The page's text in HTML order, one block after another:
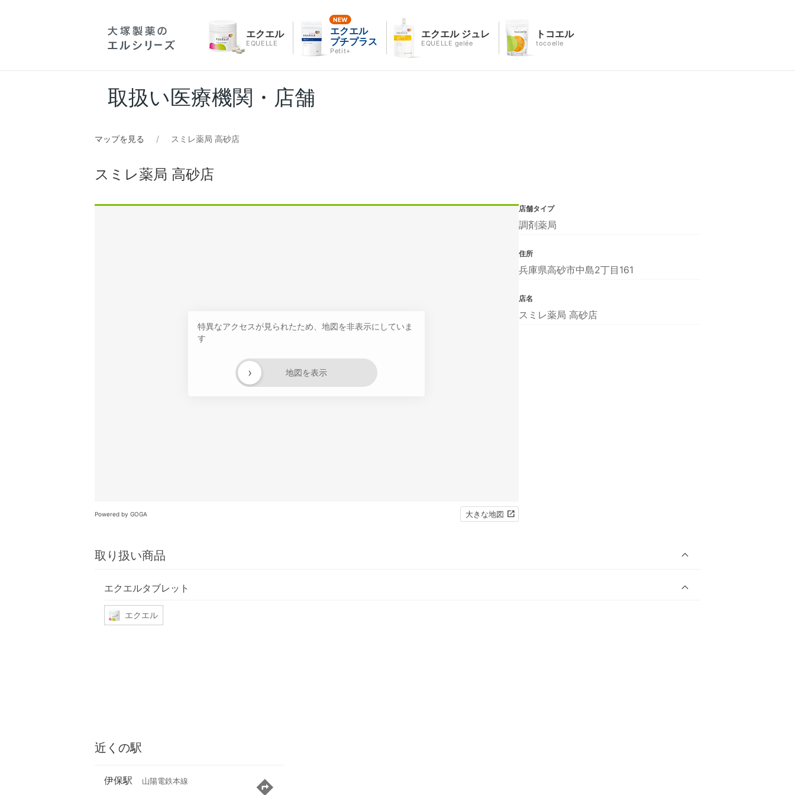
エクエル
EQUELLE
エクエル
プチプラス
Petit+
エクエル ジュレ
EQUELLE gelée
トコエル
tocoelle
取扱い医療機関・店舗
マップを見る スミレ薬局 高砂店
スミレ薬局 高砂店
特異なアクセスが見られたため、地図を非表示にしていま
す
地図を表示
›
Powered by GOGA 大きな地図
取り扱い商品
エクエルタブレット
エクエル
店舗タイプ
調剤薬局
住所
兵庫県高砂市中島2丁目161
店名
スミレ薬局 高砂店
近くの駅
伊保駅 山陽電鉄本線